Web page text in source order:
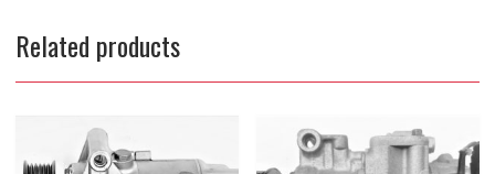
Related products